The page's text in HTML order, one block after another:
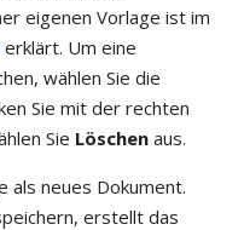
eigenen Vorlage ist im
erklärt. Um eine
wählen Sie die
Sie mit der rechten
Sie Löschen aus.
als neues Dokument.
erstellt das